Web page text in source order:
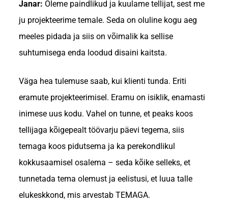
Janar: Oleme paindlikud ja kuulame tellijat, sest me
ju projekteerime temale. Seda on oluline kogu aeg
meeles pidada ja siis on võimalik ka sellise
suhtumisega enda loodud disaini kaitsta.
Väga hea tulemuse saab, kui klienti tunda. Eriti
eramute projekteerimisel. Eramu on isiklik, enamasti
inimese uus kodu. Vahel on tunne, et peaks koos
tellijaga kõigepealt töövarju päevi tegema, siis
temaga koos pidutsema ja ka perekondlikul
kokkusaamisel osalema – seda kõike selleks, et
tunnetada tema olemust ja eelistusi, et luua talle
elukeskkond, mis arvestab TEMAGA.